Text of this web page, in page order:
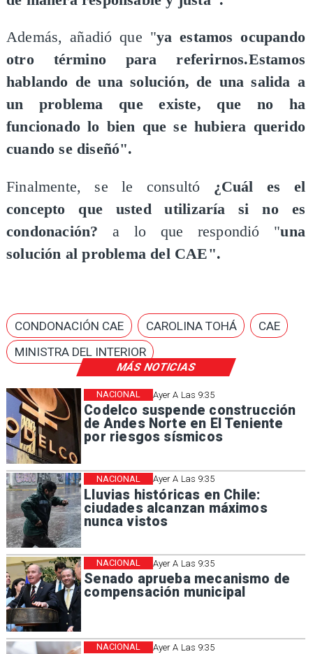
MÁS NOTICIAS
Ayer A Las 9:35
Codelco suspende construcción
de Andes Norte en El Teniente
por riesgos sísmicos
NACIONAL
Ayer A Las 9:35
Lluvias históricas en Chile:
ciudades alcanzan máximos
nunca vistos
NACIONAL
Ayer A Las 9:35
Senado aprueba mecanismo de
compensación municipal
NACIONAL
Ayer A Las 9:35
NACIONAL
Además, añadió que "ya estamos ocupando
otro término para referirnos.Estamos
hablando de una solución, de una salida a
un problema que existe, que no ha
funcionado lo bien que se hubiera querido
cuando se diseñó".
Finalmente, se le consultó ¿Cuál es el
concepto que usted utilizaría si no es
condonación? a lo que respondió "una
solución al problema del CAE".
CONDONACIÓN CAE CAROLINA TOHÁ
CAE
MINISTRA DEL INTERIOR